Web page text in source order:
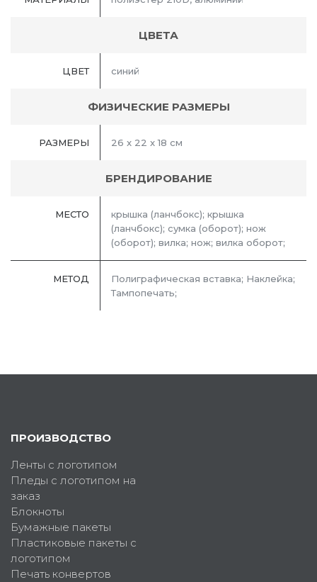
ЦВЕТА
ЦВЕТ синий
ФИЗИЧЕСКИЕ РАЗМЕРЫ
РАЗМЕРЫ 26 x 22 x 18 см
БРЕНДИРОВАНИЕ
МЕСТО
крышка (ланчбокс); крышка
(ланчбокс); сумка (оборот); нож
(оборот); вилка; нож; вилка оборот;
МЕТОД
Полиграфическая вставка; Наклейка;
Тампопечать;
ПРОИЗВОДСТВО
Ленты с логотипом
Пледы с логотипом на
заказ
Блокноты
Бумажные пакеты
Пластиковые пакеты с
логотипом
Печать конвертов